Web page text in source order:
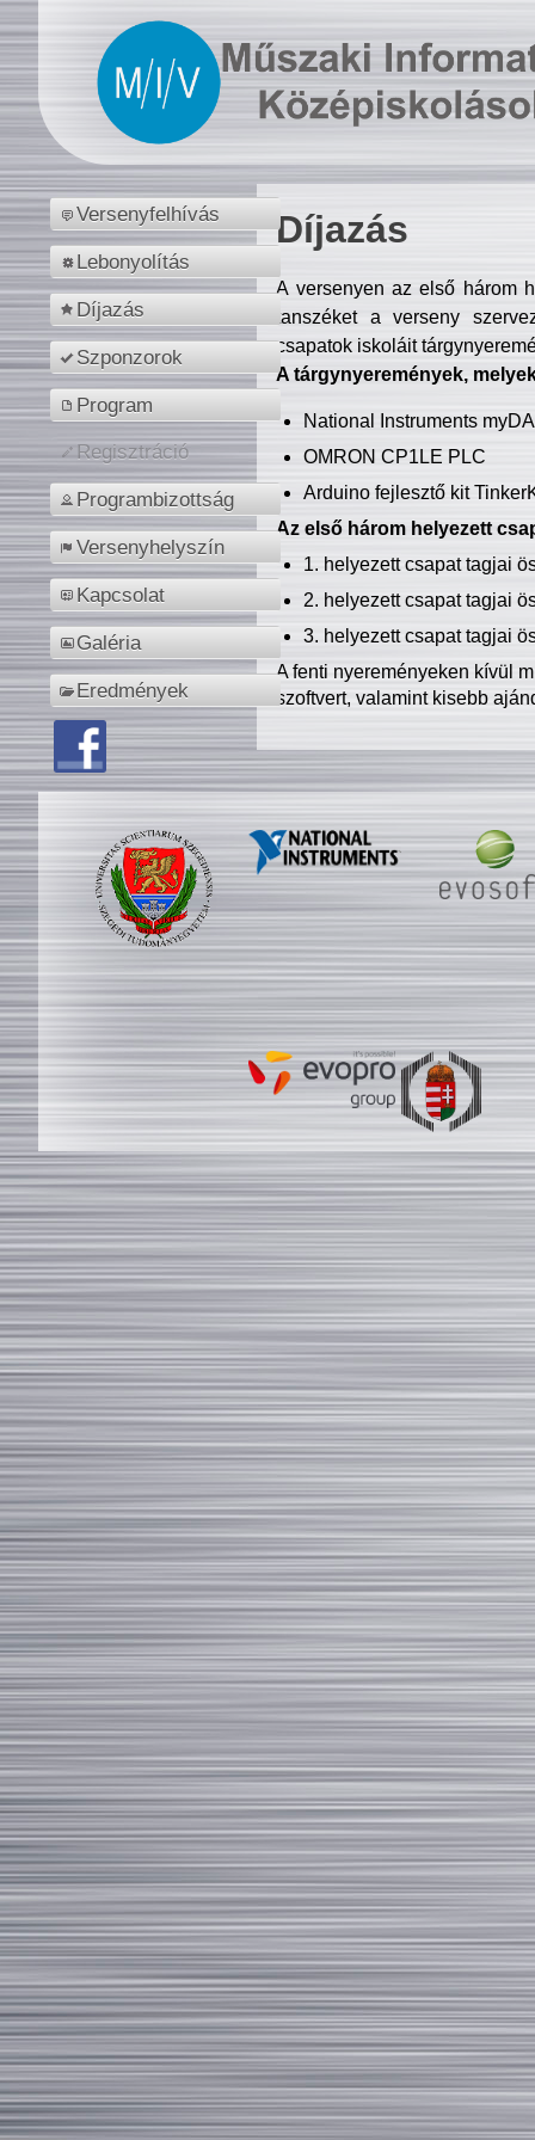
Versenyfelhívás
Lebonyolítás
Díjazás
Szponzorok
Program
Regisztráció
Programbizottság
Versenyhelyszín
Kapcsolat
Galéria
Eredmények
Díjazás
A versenyen az első három
tanszéket a verseny
csapatok iskoláit
A tárgynyeremények,
National Instruments
OMRON CP1LE PLC
Arduino fejlesztő kit
Az első három helyezett
1. helyezett csapat tagjai
2. helyezett csapat tagjai
3. helyezett csapat tagjai
A fenti nyereményeken kívül
szoftvert, valamint kisebb